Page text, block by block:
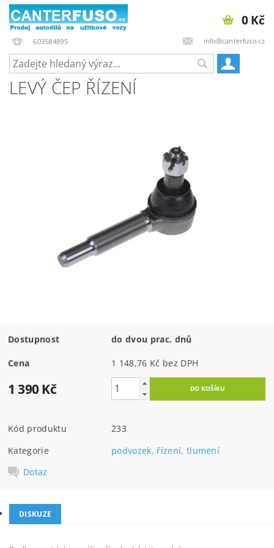
603584895 info@canterfuso.cz
0 Kč
LEVÝ ČEP ŘÍZENÍ
Dostupnost do dvou prac. dnů
Cena 1 148,76 Kč bez DPH
1 390 Kč
Kód produktu
233
Kategorie
podvozek, řízení, tlumení
Dotaz
DISKUZE